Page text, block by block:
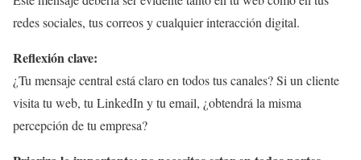
redes sociales, tus correos y cualquier interacción digital.
Reflexión clave:
¿Tu mensaje central está claro en todos tus canales? Si un cliente
visita tu web, tu LinkedIn y tu email, ¿obtendrá la misma
percepción de tu empresa?